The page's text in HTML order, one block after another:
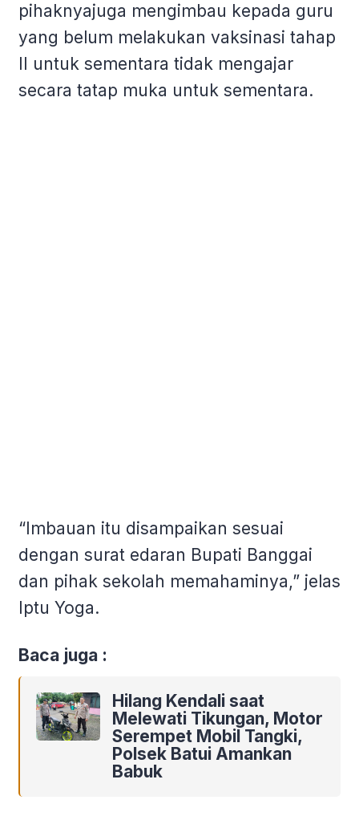
pihaknyajuga mengimbau kepada guru
yang belum melakukan vaksinasi tahap
II untuk sementara tidak mengajar
secara tatap muka untuk sementara.
“Imbauan itu disampaikan sesuai
dengan surat edaran Bupati Banggai
dan pihak sekolah memahaminya,” jelas
Iptu Yoga.
Baca juga :
Hilang Kendali saat
Melewati Tikungan, Motor
Serempet Mobil Tangki,
Polsek Batui Amankan
Babuk